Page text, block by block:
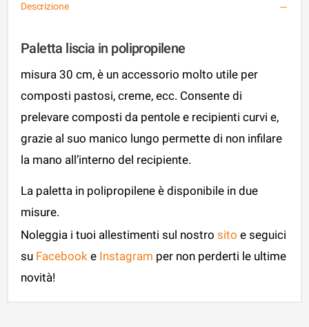
Descrizione
Paletta liscia in polipropilene
misura 30 cm, è un accessorio molto utile per
composti pastosi, creme, ecc. Consente di
prelevare composti da pentole e recipienti curvi e,
grazie al suo manico lungo permette di non infilare
la mano all’interno del recipiente.
La paletta in polipropilene è disponibile in due
misure.
Noleggia i tuoi allestimenti sul nostro sito e seguici
su Facebook e Instagram per non perderti le ultime
novità!